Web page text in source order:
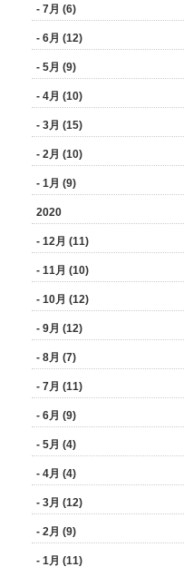
- 7月 (6)
- 6月 (12)
- 5月 (9)
- 4月 (10)
- 3月 (15)
- 2月 (10)
- 1月 (9)
2020
- 12月 (11)
- 11月 (10)
- 10月 (12)
- 9月 (12)
- 8月 (7)
- 7月 (11)
- 6月 (9)
- 5月 (4)
- 4月 (4)
- 3月 (12)
- 2月 (9)
- 1月 (11)